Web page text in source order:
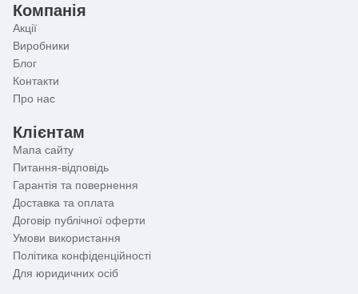
Компанія
Акції
Виробники
Блог
Контакти
Про нас
Клієнтам
Мапа сайту
Питання-відповідь
Гарантія та повернення
Доставка та оплата
Договір публічної оферти
Умови використання
Політика конфіденційності
Для юридичних осіб